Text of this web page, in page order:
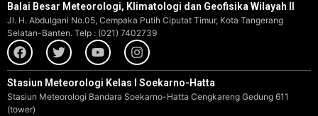
Balai Besar Meteorologi, Klimatologi dan Geofisika Wilayah II
Jl. H. Abdulgani No.05, Cempaka Putih Ciputat Timur, Kota Tangerang
Selatan-Banten. Telp : (021) 7402739
Stasiun Meteorologi Kelas I Soekarno-Hatta
Stasiun Meteorologi Bandara Soekarno-Hatta Cengkareng Gedung 611
(tower)